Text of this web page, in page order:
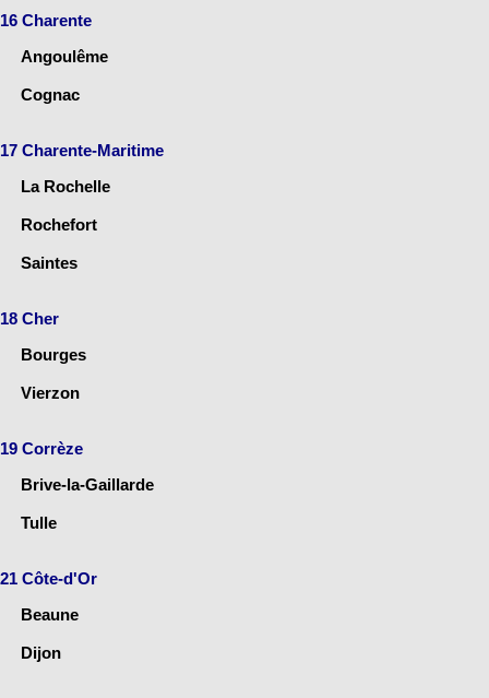
16 Charente
Angoulême
Cognac
17 Charente-Maritime
La Rochelle
Rochefort
Saintes
18 Cher
Bourges
Vierzon
19 Corrèze
Brive-la-Gaillarde
Tulle
21 Côte-d'Or
Beaune
Dijon